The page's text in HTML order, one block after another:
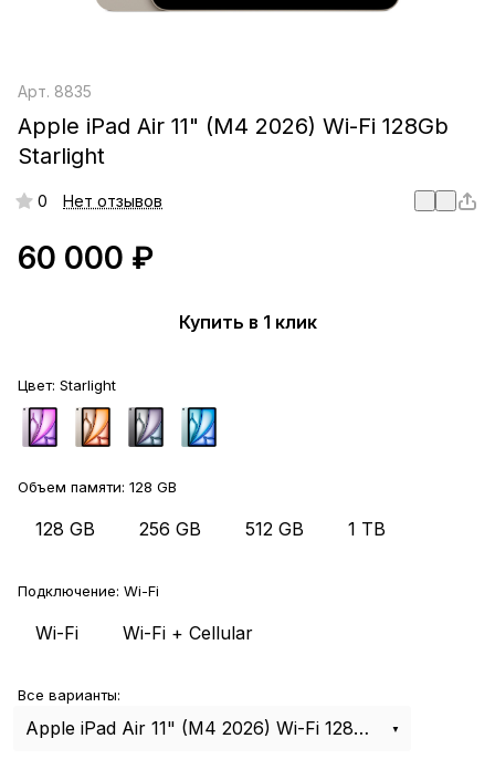
Арт. 8835
Apple iPad Air 11" (M4 2026) Wi-Fi 128Gb
Starlight
0 Нет отзывов
60 000 ₽
Купить в 1 клик
Цвет: Starlight
Объем памяти: 128 GB
128 GB 256 GB 512 GB 1 TB
Подключение: Wi-Fi
Wi-Fi Wi-Fi + Cellular
Все варианты:
Apple iPad Air 11" (M4 2026) Wi-Fi 128Gb Starlight